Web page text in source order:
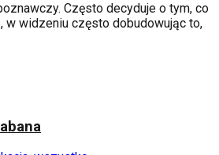
Często decyduje o tym, co
w widzeniu często dobudowując to,